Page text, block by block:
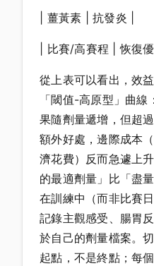
| 薑黃素 | 抗發炎 |
| 比賽/高賽程 | 恢復
從上表可以看出，效
「閾值-高原型」曲
果隨劑量遞增，但超
額外好處，邊際成本
濟花費）反而急遽上
的最適劑量」比「盡
在訓練中（而非比賽
記錄主觀感受、腸胃
於自己的劑量檔案。
起點，不是終點；每